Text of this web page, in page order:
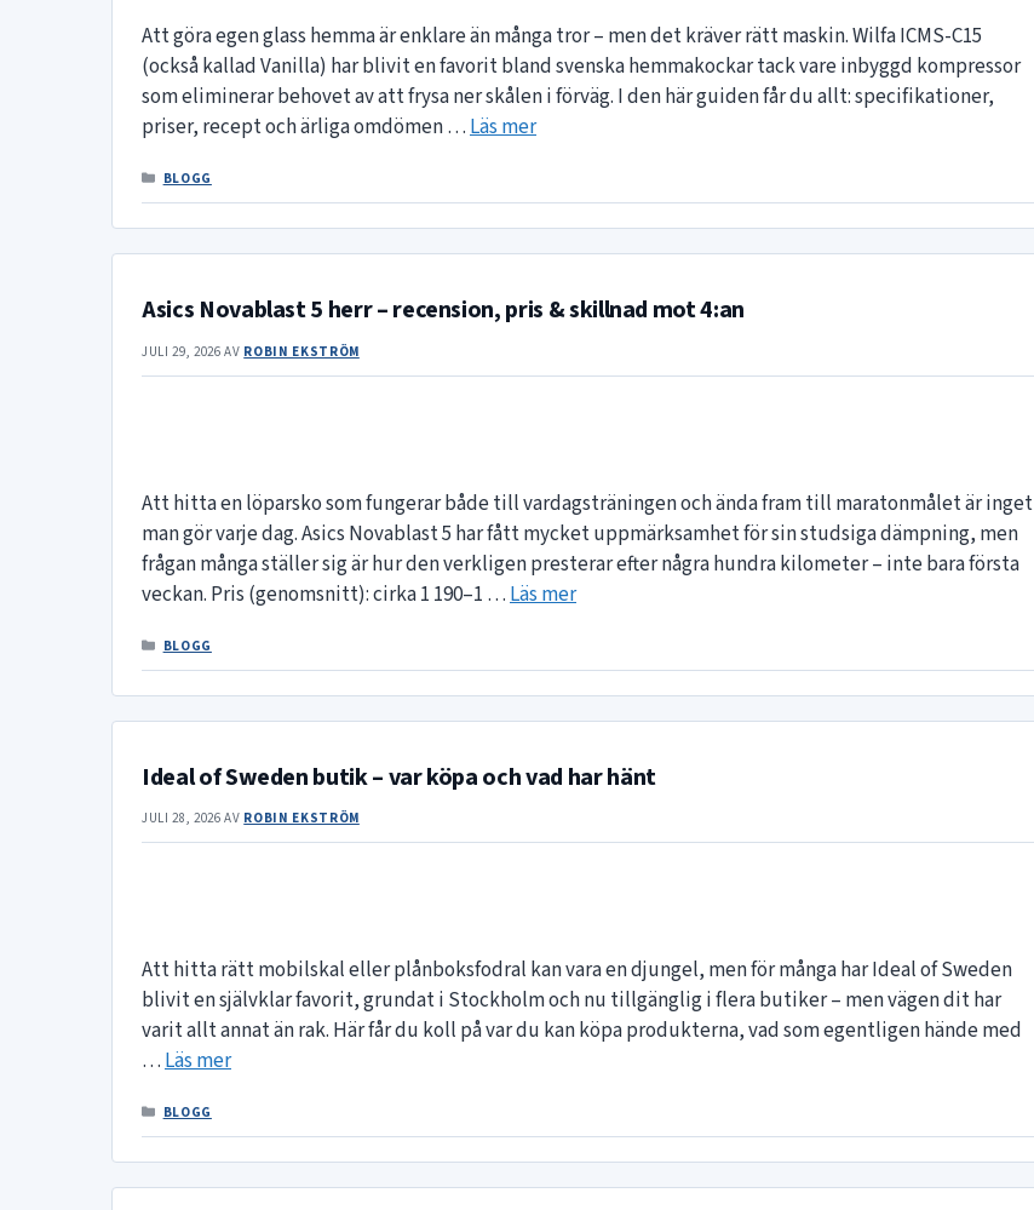
Att göra egen glass hemma är enklare än många tror – men det kräver rätt maskin. Wilfa ICMS-C15
(också kallad Vanilla) har blivit en favorit bland svenska hemmakockar tack vare inbyggd kompressor
som eliminerar behovet av att frysa ner skålen i förväg. I den här guiden får du allt: specifikationer,
priser, recept och ärliga omdömen …Läs mer
KATEGORIER
BLOGG
Asics Novablast 5 herr – recension, pris & skillnad mot 4:an
JULI 29, 2026 AV ROBIN EKSTRÖM
Att hitta en löparsko som fungerar både till vardagsträningen och ända fram till maratonmålet är inget
man gör varje dag. Asics Novablast 5 har fått mycket uppmärksamhet för sin studsiga dämpning, men
frågan många ställer sig är hur den verkligen presterar efter några hundra kilometer – inte bara första
veckan. Pris (genomsnitt): cirka 1 190–1 … Läs mer
KATEGORIER
BLOGG
Ideal of Sweden butik – var köpa och vad har hänt
JULI 28, 2026 AV ROBIN EKSTRÖM
Att hitta rätt mobilskal eller plånboksfodral kan vara en djungel, men för många har Ideal of Sweden
blivit en självklar favorit, grundat i Stockholm och nu tillgänglig i flera butiker – men vägen dit har
varit allt annat än rak. Här får du koll på var du kan köpa produkterna, vad som egentligen hände med
…Läs mer
KATEGORIER
BLOGG